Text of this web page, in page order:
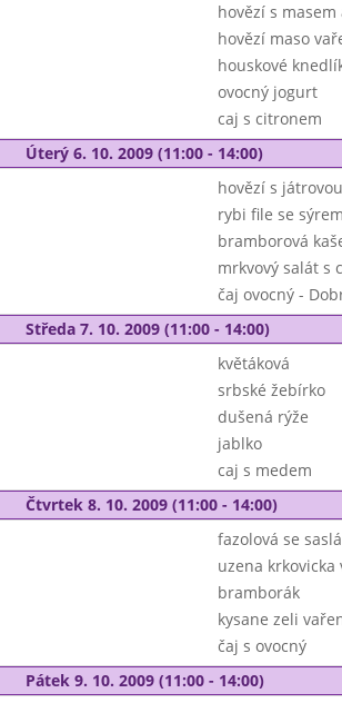
hovězí s
hovězí maso
houskové
ovocný jogurt
caj s citronem
Úterý 6. 10. 2009 (11:00 - 14:00)
hovězí s
rybi file se
bramborová
mrkvový salát s
čaj ovocný -
Středa 7. 10. 2009 (11:00 - 14:00)
květáková
srbské žebírko
dušená rýže
jablko
caj s medem
Čtvrtek 8. 10. 2009 (11:00 - 14:00)
fazolová se
uzena krkovicka
bramborák
kysane zeli
čaj s ovocný
Pátek 9. 10. 2009 (11:00 - 14:00)